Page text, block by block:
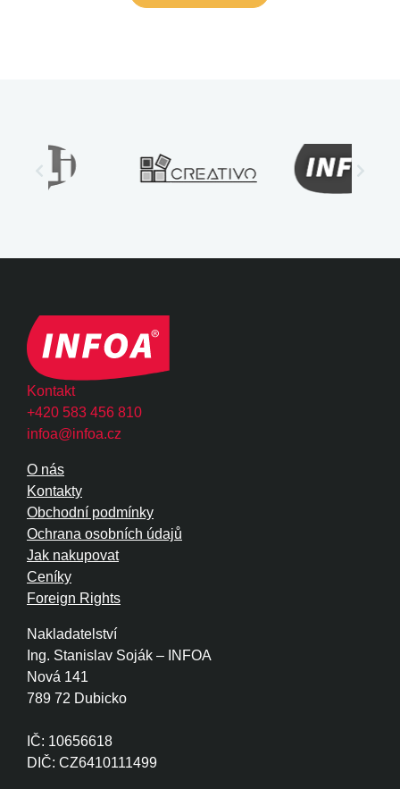
Kontakt
+420 583 456 810
infoa@infoa.cz
Nakladatelství
Ing. Stanislav Soják – INFOA
Nová 141
789 72 Dubicko
IČ: 10656618
DIČ: CZ6410111499
O nás
Kontakty
Obchodní podmínky
Ochrana osobních údajů
Jak nakupovat
Ceníky
Foreign Rights